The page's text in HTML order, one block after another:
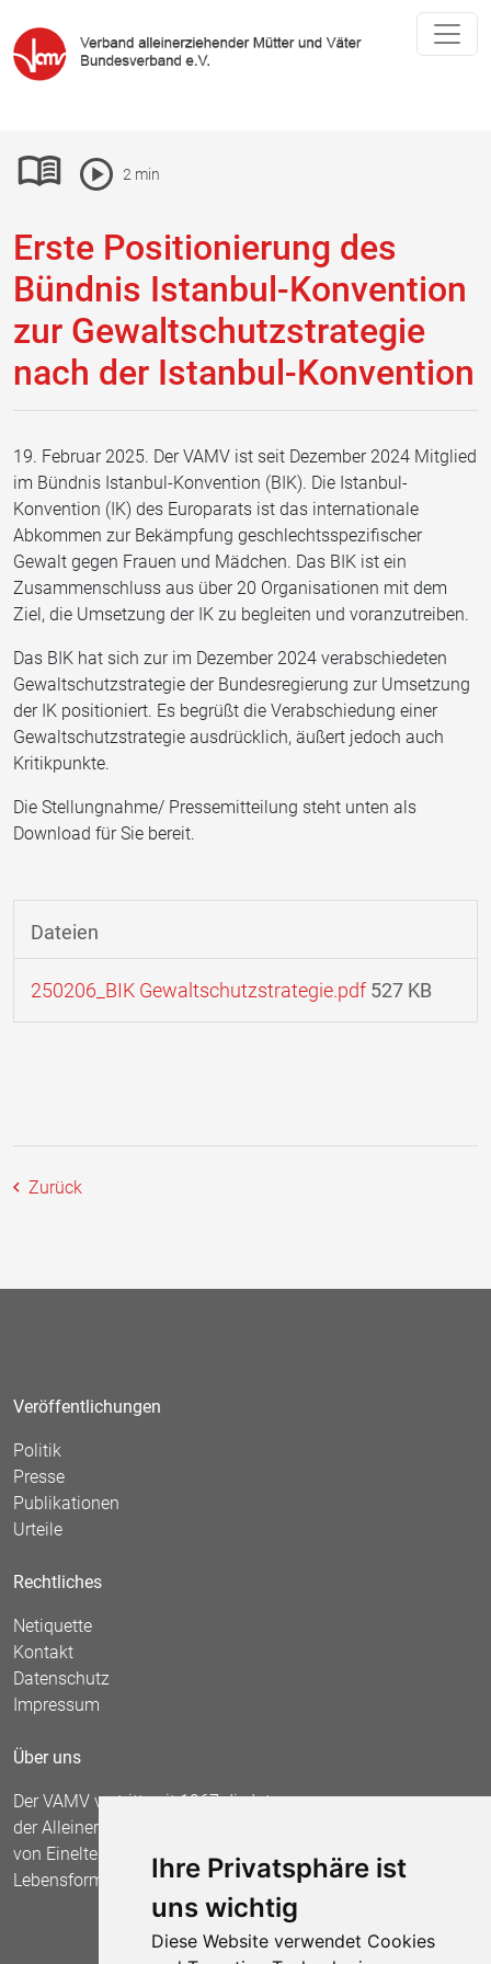
Ihre Privatsphäre ist
uns wichtig
Diese Website verwendet Cookies
Leichte-Sprache ein- oder ausblenden
Vorlesen Icon
Pause Icon
2 min
Erste Positionierung des
Bündnis Istanbul-Konvention
zur Gewaltschutzstrategie
nach der Istanbul-Konvention
19. Februar 2025. Der VAMV ist seit Dezember 2024 Mitglied
im Bündnis Istanbul-Konvention (BIK). Die Istanbul-
Konvention (IK) des Europarats ist das internationale
Abkommen zur Bekämpfung geschlechtsspezifischer
Gewalt gegen Frauen und Mädchen. Das BIK ist ein
Zusammenschluss aus über 20 Organisationen mit dem
Ziel, die Umsetzung der IK zu begleiten und voranzutreiben.
Das BIK hat sich zur im Dezember 2024 verabschiedeten
Gewaltschutzstrategie der Bundesregierung zur Umsetzung
der IK positioniert. Es begrüßt die Verabschiedung einer
Gewaltschutzstrategie ausdrücklich, äußert jedoch auch
Kritikpunkte.
Die Stellungnahme/ Pressemitteilung steht unten als
Download für Sie bereit.
Dateien
250206_BIK Gewaltschutzstrategie.pdf 527 KB
Zurück
Veröffentlichungen
Politik
Presse
Publikationen
Urteile
Rechtliches
Netiquette
Kontakt
Datenschutz
Impressum
Über uns
Der VAMV vertritt seit 1967 die Interessen
der Alleinerziehenden und fordert die Anerkennung
von Einelternfamilien als gleichberechtigte
Lebensform.